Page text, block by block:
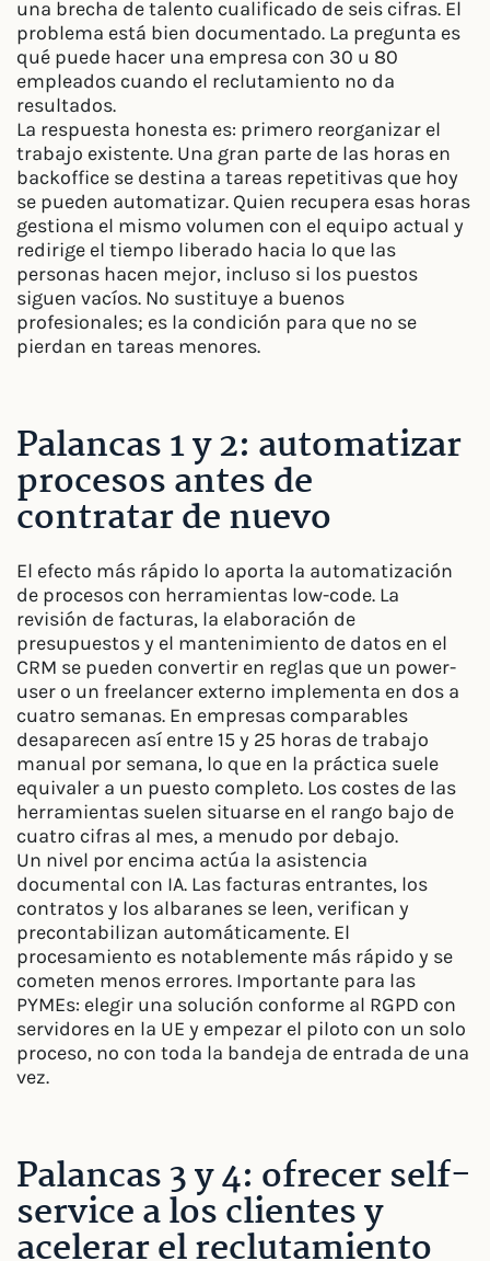
una brecha de talento cualificado de seis cifras. El
problema está bien documentado. La pregunta es
qué puede hacer una empresa con 30 u 80
empleados cuando el reclutamiento no da
resultados.
La respuesta honesta es: primero reorganizar el
trabajo existente. Una gran parte de las horas en
backoffice se destina a tareas repetitivas que hoy
se pueden automatizar. Quien recupera esas horas
gestiona el mismo volumen con el equipo actual y
redirige el tiempo liberado hacia lo que las
personas hacen mejor, incluso si los puestos
siguen vacíos. No sustituye a buenos
profesionales; es la condición para que no se
pierdan en tareas menores.
Palancas 1 y 2: automatizar
procesos antes de
contratar de nuevo
El efecto más rápido lo aporta la automatización
de procesos con herramientas low-code. La
revisión de facturas, la elaboración de
presupuestos y el mantenimiento de datos en el
CRM se pueden convertir en reglas que un power-
user o un freelancer externo implementa en dos a
cuatro semanas. En empresas comparables
desaparecen así entre 15 y 25 horas de trabajo
manual por semana, lo que en la práctica suele
equivaler a un puesto completo. Los costes de las
herramientas suelen situarse en el rango bajo de
cuatro cifras al mes, a menudo por debajo.
Un nivel por encima actúa la asistencia
documental con IA. Las facturas entrantes, los
contratos y los albaranes se leen, verifican y
precontabilizan automáticamente. El
procesamiento es notablemente más rápido y se
cometen menos errores. Importante para las
PYMEs: elegir una solución conforme al RGPD con
servidores en la UE y empezar el piloto con un solo
proceso, no con toda la bandeja de entrada de una
vez.
Palancas 3 y 4: ofrecer self-
service a los clientes y
acelerar el reclutamiento